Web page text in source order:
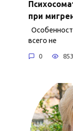
при
всего не
0 853